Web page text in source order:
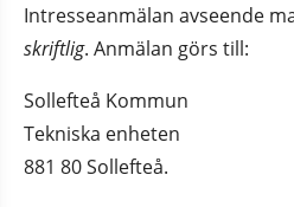
Intresseanmälan avseende
skriftlig. Anmälan görs till:
Sollefteå Kommun
Tekniska enheten
881 80 Sollefteå.